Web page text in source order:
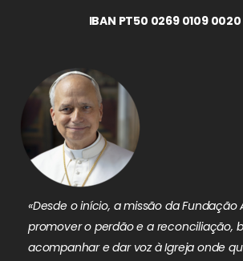
IBAN PT50 0269 0109
«Desde o início, a missão da Fundação
promover o perdão e a reconciliação,
acompanhar e dar voz à Igreja onde